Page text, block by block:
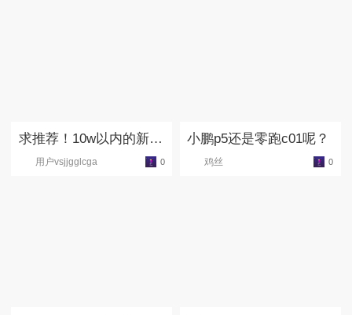
求推荐！10w以内的新能
源电车，上下班通勤？
用户vsjjgglcga 0
小鹏p5还是零跑c01呢？
鸡丝 0